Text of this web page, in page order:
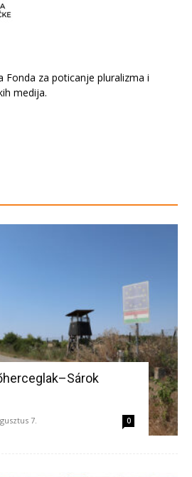
Fonda za poticanje pluralizma i
medija.
7. 0